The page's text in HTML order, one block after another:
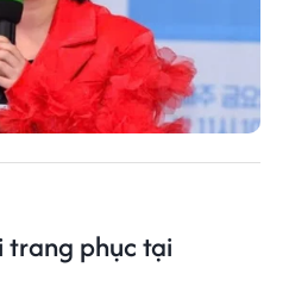
trang phục tại